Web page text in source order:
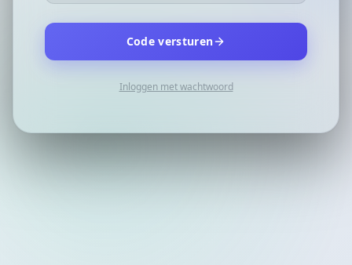
Code versturen
Inloggen met wachtwoord